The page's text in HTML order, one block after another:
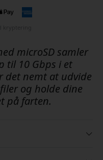
microSD samler
til 10 Gbps i et
det nemt at udvide
og holde dine
på farten.